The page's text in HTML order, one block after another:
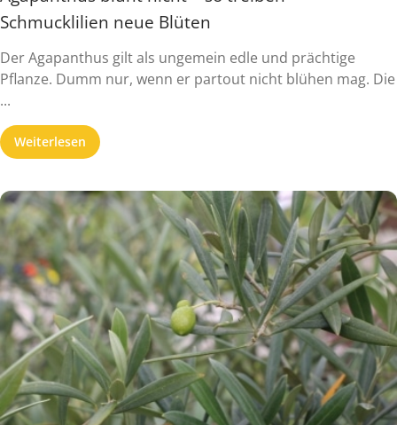
Schmucklilien neue Blüten
Der Agapanthus gilt als ungemein edle und prächtige
Pflanze. Dumm nur, wenn er partout nicht blühen mag. Die
...
Weiterlesen